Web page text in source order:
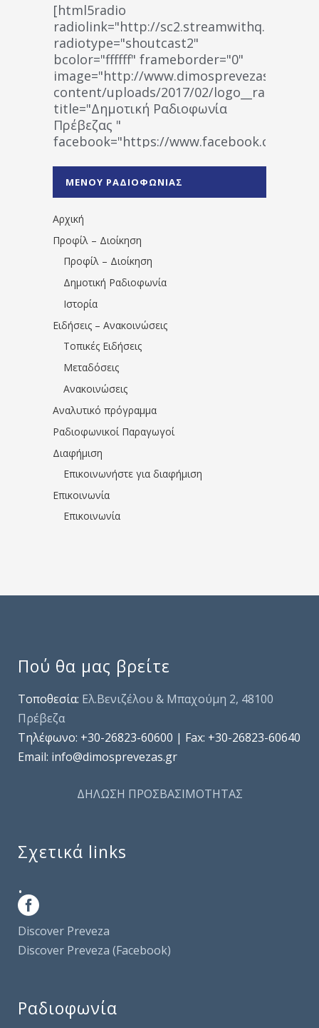
[html5radio
radiolink="http://
radiotype="shoutcast2"
bcolor="ffffff" frameborder="0"
image="http://www.dimosprevezas.gr/wp-
content/uploads/2017/02/
title="Δημοτική Ραδιοφωνία
Πρέβεζας "
facebook="https://www.facebook.com/
1531194763766854/" artist="" ]
ΜΕΝΟΥ ΡΑΔΙΟΦΩΝΙΑΣ
Αρχική
Προφίλ – Διοίκηση
Προφίλ – Διοίκηση
Δημοτική Ραδιοφωνία
Ιστορία
Ειδήσεις – Ανακοινώσεις
Τοπικές Ειδήσεις
Μεταδόσεις
Ανακοινώσεις
Αναλυτικό πρόγραμμα
Ραδιοφωνικοί Παραγωγοί
Διαφήμιση
Επικοινωνήστε για διαφήμιση
Επικοινωνία
Επικοινωνία
Πού θα μας βρείτε
Τοποθεσία: Ελ.Βενιζέλου & Μπαχούμη 2, 48100
Πρέβεζα
Τηλέφωνo: +30-26823-60600 | Fax: +30-26823-60640
Email: info@dimosprevezas.gr
ΔΗΛΩΣΗ ΠΡΟΣΒΑΣΙΜΟΤΗΤΑΣ
Σχετικά links
.
Discover Preveza
Discover Preveza (Facebook)
Ραδιοφωνία